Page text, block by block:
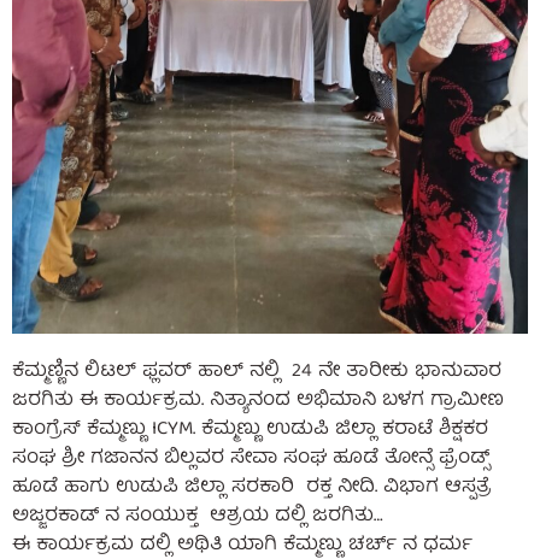
ಕೆಮ್ಮಣ್ಣಿನ ಲಿಟಲ್ ಫ್ಲವರ್ ಹಾಲ್ ನಲ್ಲಿ 24 ನೇ ತಾರೀಕು ಭಾನುವಾರ
ಜರಗಿತು ಈ ಕಾರ್ಯಕ್ರಮ. ನಿತ್ಯಾನಂದ ಅಭಿಮಾನಿ ಬಳಗ ಗ್ರಾಮೀಣ
ಕಾಂಗ್ರೆಸ್ ಕೆಮ್ಮಣ್ಣು ICYM. ಕೆಮ್ಮಣ್ಣು ಉಡುಪಿ ಜಿಲ್ಲಾ ಕರಾಟೆ ಶಿಕ್ಷಕರ
ಸಂಘ ಶ್ರೀ ಗಜಾನನ ಬಿಲ್ಲವರ ಸೇವಾ ಸಂಘ ಹೂಡೆ ತೋನ್ಸೆ ಫ್ರೆಂಡ್ಸ್
ಹೂಡೆ ಹಾಗು ಉಡುಪಿ ಜಿಲ್ಲಾ ಸರಕಾರಿ ರಕ್ತ ನೀದಿ. ವಿಭಾಗ ಆಸ್ಪತ್ರೆ
ಅಜ್ಜರಕಾಡ್ ನ ಸಂಯುಕ್ತ ಆಶ್ರಯ ದಲ್ಲಿ ಜರಗಿತು…
ಈ ಕಾರ್ಯಕ್ರಮ ದಲ್ಲಿ ಅಥಿತಿ ಯಾಗಿ ಕೆಮ್ಮಣ್ಣು ಚರ್ಚ್ ನ ಧರ್ಮ